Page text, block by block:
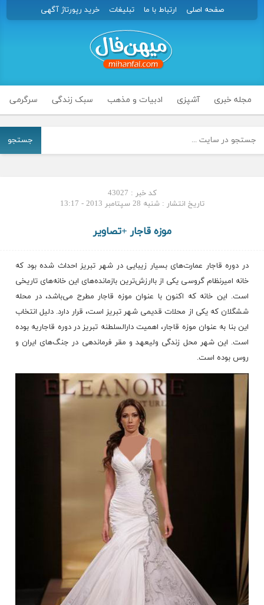
صفحه اصلی ارتباط با ما تبلیغات خرید رپورتاژ آگهی
مجله خبری آشپزی ادبیات و مذهب سبک زندگی سرگرمی
جستجو
کد خبر : 43027
تاریخ انتشار : شنبه 28 سپتامبر 2013 - 13:17
موزه قاجار +تصاویر
در دوره قاجار عمارت‌های بسیار زیبایی در شهر تبریز احداث شده بود که
خانه امیرنظام گروسی یکی از باارزش‌ترین بازمانده‌های این خانه‌های تاریخی
است. این خانه که اکنون با عنوان موزه قاجار مطرح می‌باشد، در محله
ششگلان که یکی از محلات قدیمی شهر تبریز است، قرار دارد. دلیل انتخاب
این بنا به عنوان موزه قاجار، اهمیت دارالسلطنه تبریز در دوره قاجاریه بوده
است. این شهر محل زندگی ولیعهد و مقر فرماندهی در جنگ‌های ایران و
روس بوده است.